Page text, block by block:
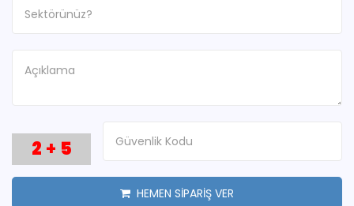
2 + 5
HEMEN SİPARİŞ VER